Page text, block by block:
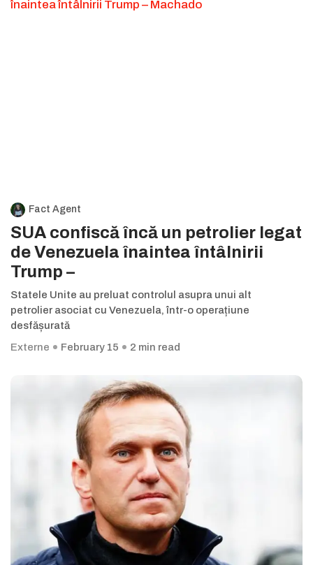
Fact Agent
SUA confiscă încă un petrolier legat
de Venezuela înaintea întâlnirii
Trump –
Statele Unite au preluat controlul asupra unui alt
petrolier asociat cu Venezuela, într-o operațiune
desfășurată
Externe
February 15 2 min read